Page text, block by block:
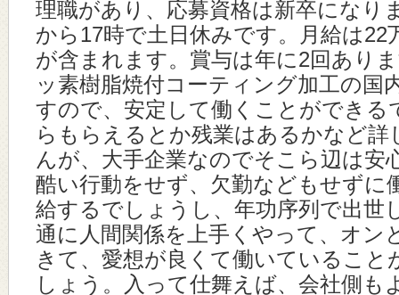
理職があり、応募資格は新卒になり
から17時で土日休みです。月給は22
が含まれます。賞与は年に2回あり
ッ素樹脂焼付コーティング加工の国
すので、安定して働くことができる
らもらえるとか残業はあるかなど
んが、大手企業なのでそこら辺は安
酷い行動をせず、欠勤などもせずに
給するでしょうし、年功序列で出世
通に人間関係を上手くやって、オン
きて、愛想が良くて働いていること
しょう。入って仕舞えば、会社側も